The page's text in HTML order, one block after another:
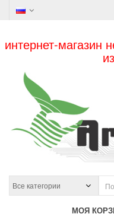
интернет-магазин
МОЯ